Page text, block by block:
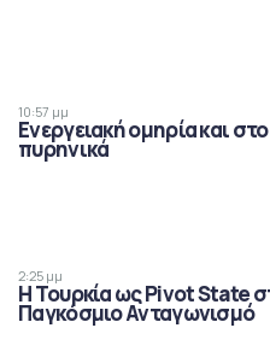
10:57 μμ
Ενεργειακή ομηρία και
πυρηνικά
2:25 μμ
Η Τουρκία ως Pivot State
Παγκόσμιο Ανταγωνισμό